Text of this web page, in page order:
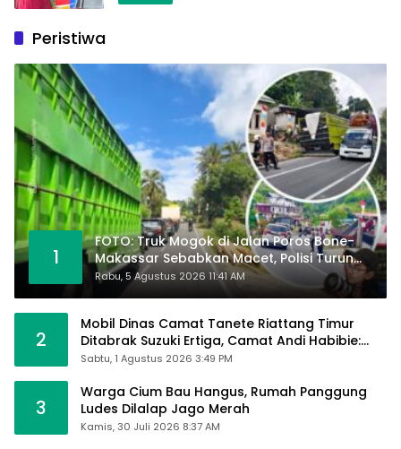
Peristiwa
1
FOTO: Truk Mogok di Jalan Poros Bone-
Makassar Sebabkan Macet, Polisi Turun
Tangan
Rabu, 5 Agustus 2026 11:41 AM
2
Mobil Dinas Camat Tanete Riattang Timur
Ditabrak Suzuki Ertiga, Camat Andi Habibie:
Alhamdulillah Saya Baik-Baik Saja
Sabtu, 1 Agustus 2026 3:49 PM
3
Warga Cium Bau Hangus, Rumah Panggung
Ludes Dilalap Jago Merah
Kamis, 30 Juli 2026 8:37 AM